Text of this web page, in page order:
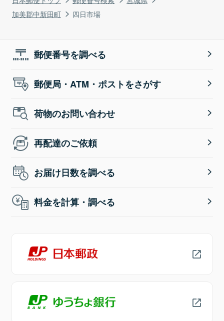
加美郡中新田町
四日市場
郵便番号を調べる
郵便局・ATM・ポストをさがす
荷物のお問い合わせ
再配達のご依頼
お届け日数を調べる
料金を計算・調べる